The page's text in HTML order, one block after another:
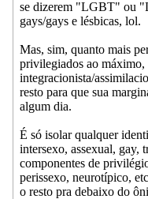
se dizerem "LGBT" ou
gays/gays e lésbicas, lol.
Mas, sim, quanto mais
privilegiados ao máximo,
integracionista/
resto para que sua
algum dia.
É só isolar qualquer
intersexo, assexual, gay,
componentes de
perissexo, neurotípico,
o resto pra debaixo do